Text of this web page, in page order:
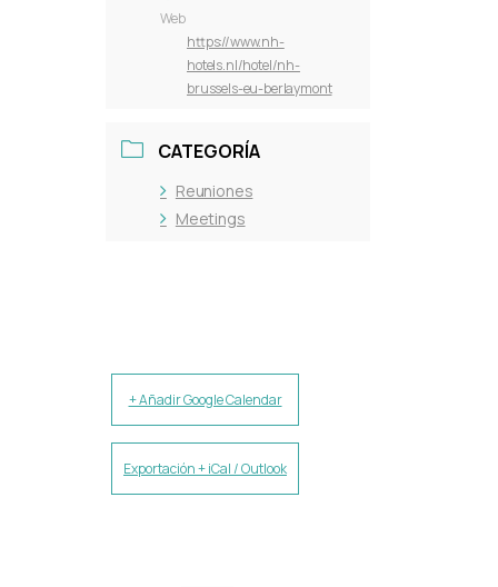
Web
https://www.nh-
hotels.nl/hotel/nh-
brussels-eu-berlaymont
CATEGORÍA
Reuniones
Meetings
+ Añadir Google Calendar
Exportación + iCal / Outlook